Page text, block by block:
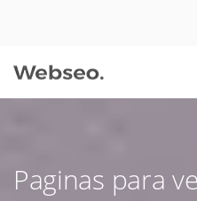
Paginas para
09:30 AM A